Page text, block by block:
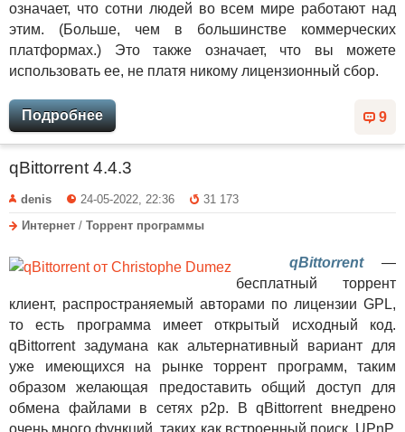
означает, что сотни людей во всем мире работают над
этим. (Больше, чем в большинстве коммерческих
платформах.) Это также означает, что вы можете
использовать ее, не платя никому лицензионный сбор.
9
Подробнее
qBittorrent 4.4.3
denis 24-05-2022, 22:36
31 173
Интернет / Торрент программы
qBittorrent—
бесплатный торрент
клиент, распространяемый авторами по лицензии GPL,
то есть программа имеет открытый исходный код.
qBittorrent задумана как альтернативный вариант для
уже имеющихся на рынке торрент программ, таким
образом желающая предоставить общий доступ для
обмена файлами в сетях p2p. В qBittorrent внедрено
очень много функций, таких как встроенный поиск, UPnP,